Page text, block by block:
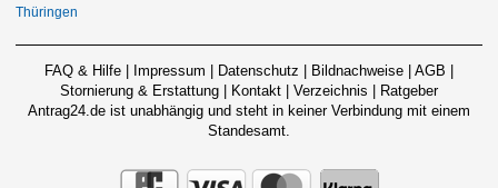
Thüringen
FAQ & Hilfe Impressum Datenschutz Bildnachweise AGB
Stornierung & Erstattung
Kontakt Verzeichnis
Ratgeber
Antrag24.de ist unabhängig und steht in keiner Verbindung mit einem
Standesamt.